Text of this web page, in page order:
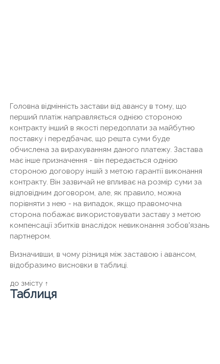
Головна відмінність застави від авансу в тому, що
перший платіж направляється однією стороною
контракту інший в якості передоплати за майбутню
поставку і передбачає, що решта суми буде
обчислена за вирахуванням даного платежу. Застава
має інше призначення - він передається однією
стороною договору іншій з метою гарантії виконання
контракту. Він зазвичай не впливає на розмір суми за
відповідним договором, але, як правило, можна
порівняти з нею - на випадок, якщо правомочна
сторона побажає використовувати заставу з метою
компенсації збитків внаслідок невиконання зобов'язань
партнером.
Визначивши, в чому різниця між заставою і авансом,
відобразимо висновки в таблиці.
до змісту ↑
Таблиця